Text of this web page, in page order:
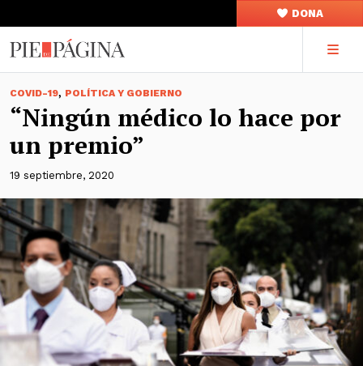
DONA
COVID-19, POLÍTICA Y GOBIERNO
“Ningún médico lo hace por
un premio”
19 septiembre, 2020